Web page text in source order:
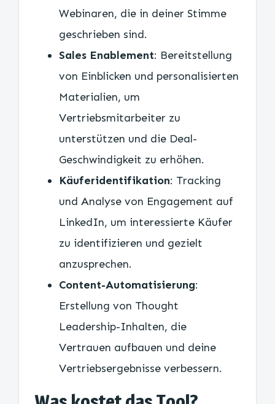
Webinaren, die in deiner Stimme
geschrieben sind.
Sales Enablement: Bereitstellung
von Einblicken und personalisierten
Materialien, um
Vertriebsmitarbeiter zu
unterstützen und die Deal-
Geschwindigkeit zu erhöhen.
Käuferidentifikation: Tracking
und Analyse von Engagement auf
LinkedIn, um interessierte Käufer
zu identifizieren und gezielt
anzusprechen.
Content-Automatisierung:
Erstellung von Thought
Leadership-Inhalten, die
Vertrauen aufbauen und deine
Vertriebsergebnisse verbessern.